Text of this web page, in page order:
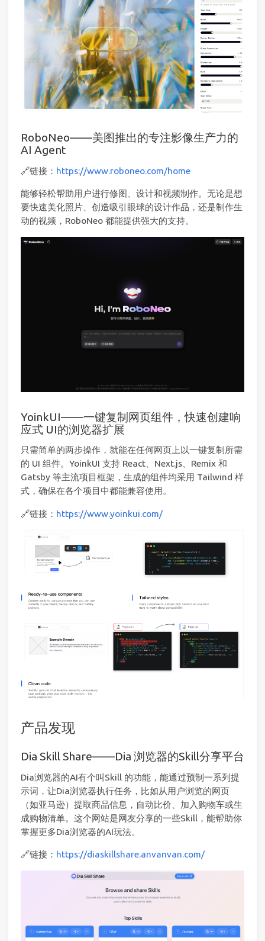
RoboNeo——美图推出的专注影像生产力的
AI Agent
🔗链接： https://www.roboneo.com/home
能够轻松帮助用户进行修图、设计和视频制作。无论是想
要快速美化照片、创造吸引眼球的设计作品，还是制作生
动的视频，RoboNeo 都能提供强大的支持。
YoinkUI——一键复制网页组件，快速创建响
应式 UI的浏览器扩展
只需简单的两步操作，就能在任何网页上以一键复制所需
的 UI 组件。YoinkUI 支持 React、Next.js、Remix 和
Gatsby 等主流项目框架，生成的组件均采用 Tailwind 样
式，确保在各个项目中都能兼容使用。
🔗链接： https://www.yoinkui.com/
产品发现
Dia Skill Share——Dia 浏览器的Skill分享平台
Dia浏览器的AI有个叫Skill 的功能，能通过预制一系列提
示词，让Dia浏览器执行任务，比如从用户浏览的网页
（如亚马逊）提取商品信息，自动比价、加入购物车或生
成购物清单。这个网站是网友分享的一些Skill，能帮助你
掌握更多Dia浏览器的AI玩法。
🔗链接： https://diaskillshare.anvanvan.com/